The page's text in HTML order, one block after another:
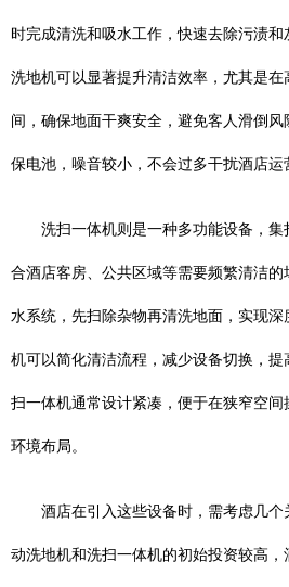
时完成清洗和吸水工作，快速去除污渍
洗地机可以显著提升清洁效率，尤其是
间，确保地面干爽安全，避免客人滑倒
保电池，噪音较小，不会过多干扰酒店运
洗扫一体机则是一种多功能设备，
合酒店客房、公共区域等需要频繁清洁
水系统，先扫除杂物再清洗地面，实现
机可以简化清洁流程，减少设备切换，
扫一体机通常设计紧凑，便于在狭窄空
环境布局。
酒店在引入这些设备时，需考虑几
动洗地机和洗扫一体机的初始投资较高